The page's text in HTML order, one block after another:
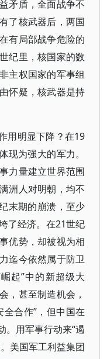
矛盾，全面战争不
了核武器后，两国
有局部战争危险的
纪里，核国家的数
主权国家的军事组
怀疑，核武器是持
用明显下降？在19
现为强大的军力。
力量建立世界范围
洲人对明朝，均不
末期的崩溃，至少
了经济。在21世纪
优势，却被视为相
迄今依然属于防卫
起”中的新超级大
，甚至制造机会，
合作”，但中国在
。用军事行动来“遏
美国军工利益集团